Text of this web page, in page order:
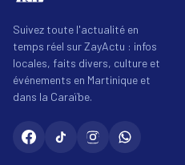
Suivez toute l'actualité en
temps réel sur ZayActu : infos
locales, faits divers, culture et
événements en Martinique et
dans la Caraïbe.